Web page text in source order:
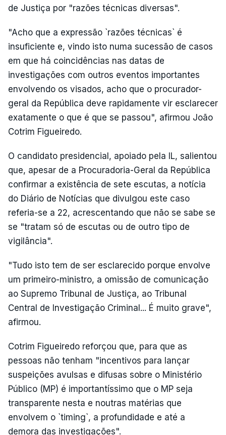
de Justiça por "razões técnicas diversas".
"Acho que a expressão `razões técnicas` é
insuficiente e, vindo isto numa sucessão de casos
em que há coincidências nas datas de
investigações com outros eventos importantes
envolvendo os visados, acho que o procurador-
geral da República deve rapidamente vir esclarecer
exatamente o que é que se passou", afirmou João
Cotrim Figueiredo.
O candidato presidencial, apoiado pela IL, salientou
que, apesar de a Procuradoria-Geral da República
confirmar a existência de sete escutas, a notícia
do Diário de Notícias que divulgou este caso
referia-se a 22, acrescentando que não se sabe se
se "tratam só de escutas ou de outro tipo de
vigilância".
"Tudo isto tem de ser esclarecido porque envolve
um primeiro-ministro, a omissão de comunicação
ao Supremo Tribunal de Justiça, ao Tribunal
Central de Investigação Criminal... É muito grave",
afirmou.
Cotrim Figueiredo reforçou que, para que as
pessoas não tenham "incentivos para lançar
suspeições avulsas e difusas sobre o Ministério
Público (MP) é importantíssimo que o MP seja
transparente nesta e noutras matérias que
envolvem o `timing`, a profundidade e até a
demora das investigações".